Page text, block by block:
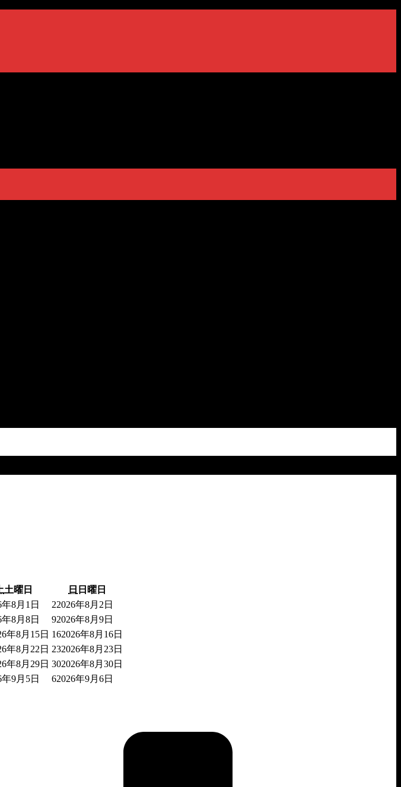
土曜日 日 日曜日
年8月1日 22026年8月2日
年8月8日 92026年8月9日
年8月15日 162026年8月16日
年8月22日 232026年8月23日
年8月29日 302026年8月30日
年9月5日 62026年9月6日